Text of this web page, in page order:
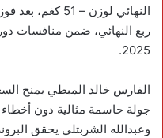
النهائي لوزن –
2025.
‏الفارس خالد المبطي يمنح
وعبدالله الشربتلي يحقق